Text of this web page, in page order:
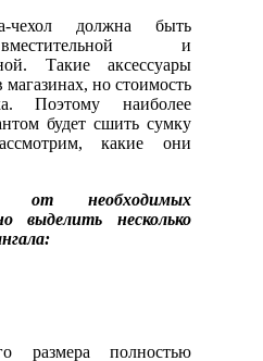
должна быть
и
Такие аксессуары
но стоимость
Поэтому наиболее
будет сшить сумку
какие они
от необходимых
выделить несколько
размера полностью